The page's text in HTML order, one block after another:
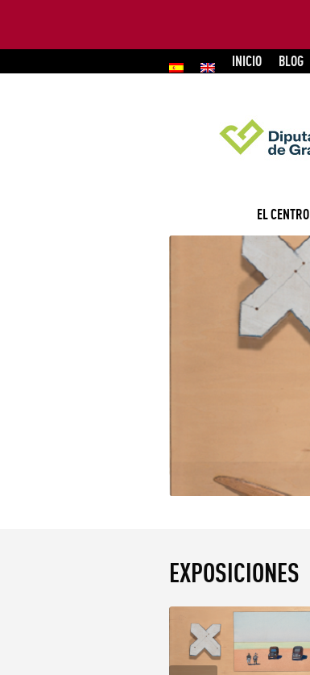
INICIO BLOG
EL CENTRO
EXPOSICIONES